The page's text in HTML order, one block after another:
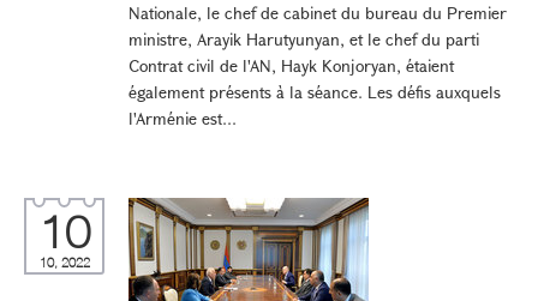
Nationale, le chef de cabinet du bureau du Premier
ministre, Arayik Harutyunyan, et le chef du parti
Contrat civil de l'AN, Hayk Konjoryan, étaient
également présents à la séance. Les défis auxquels
l'Arménie est...
10
10, 2022